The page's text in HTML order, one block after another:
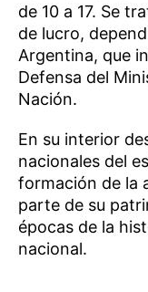
de 10 a 17. Se
de lucro,
Argentina, que
Defensa del
Nación.
En su interior
nacionales del
formación de la
parte de su
épocas de la
nacional.